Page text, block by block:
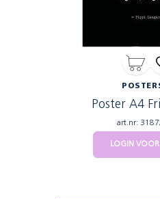
Poster A4
art.nr:
LOGIN VOOR